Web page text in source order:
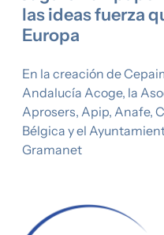
las ideas fuerza
Europa
En la creación de
Andalucía Acoge, la
Aprosers, Apip, Anafe,
Bélgica y el
Gramanet
Imagen